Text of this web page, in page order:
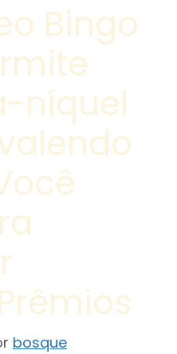
Bingo
níquel
bosque